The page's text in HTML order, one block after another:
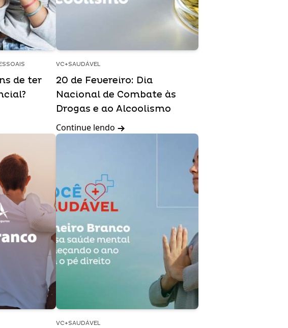
de ter
VC+SAUDÁVEL
20 de Fevereiro: Dia
Nacional de Combate às
Drogas e ao Alcoolismo
Continue lendo
VC+SAUDÁVEL